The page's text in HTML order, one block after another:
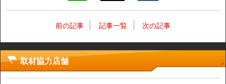
前の記事 記事一覧 次の記事
取材協力店舗